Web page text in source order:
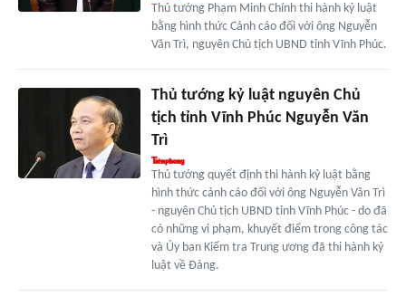
Thủ tướng Phạm Minh Chính thi hành kỷ luật
bằng hình thức Cảnh cáo đối với ông Nguyễn
Văn Trì, nguyên Chủ tịch UBND tỉnh Vĩnh Phúc.
Thủ tướng kỷ luật nguyên Chủ
tịch tỉnh Vĩnh Phúc Nguyễn Văn
Trì
Thủ tướng quyết định thi hành kỷ luật bằng
hình thức cảnh cáo đối với ông Nguyễn Văn Trì
- nguyên Chủ tịch UBND tỉnh Vĩnh Phúc - do đã
có những vi phạm, khuyết điểm trong công tác
và Ủy ban Kiểm tra Trung ương đã thi hành kỷ
luật về Đảng.